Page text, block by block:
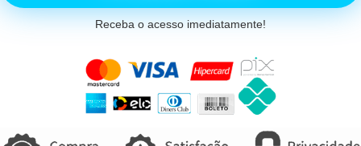
Receba o acesso imediatamente!